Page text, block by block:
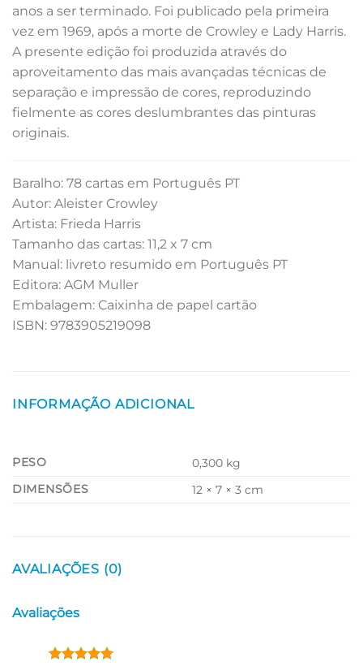
anos a ser terminado. Foi publicado pela primeira
vez em 1969, após a morte de Crowley e Lady Harris.
A presente edição foi produzida através do
aproveitamento das mais avançadas técnicas de
separação e impressão de cores, reproduzindo
fielmente as cores deslumbrantes das pinturas
originais.
Baralho: 78 cartas em Português PT
Autor: Aleister Crowley
Artista: Frieda Harris
Tamanho das cartas: 11,2 x 7 cm
Manual: livreto resumido em Português PT
Editora: AGM Muller
Embalagem: Caixinha de papel cartão
ISBN: 9783905219098
INFORMAÇÃO ADICIONAL
PESO
0,300 kg
DIMENSÕES
12 × 7 × 3 cm
AVALIAÇÕES (0)
Avaliações